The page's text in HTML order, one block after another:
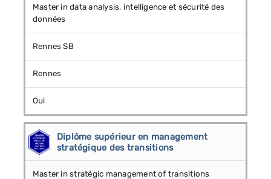
Master in data analysis, intelligence et sécurité des
données
Rennes SB
Rennes
Oui
Diplôme supérieur en management
stratégique des transitions
Master in stratégic management of transitions